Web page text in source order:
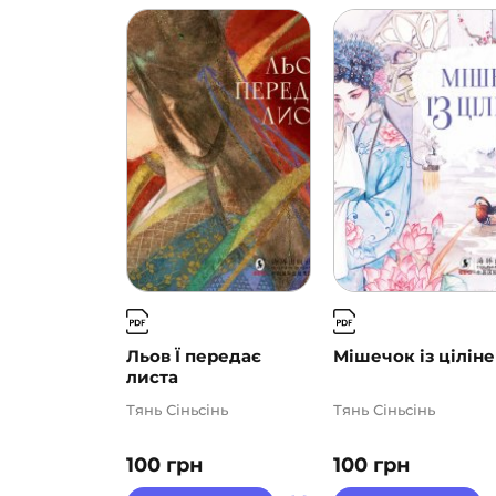
Льов Ї передає
листа
100 грн
Тянь Сіньсінь
Мішечок із
100 грн
Тянь Сіньсінь